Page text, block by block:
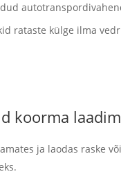
rataste külge ilma
koorma
ja laodas raske